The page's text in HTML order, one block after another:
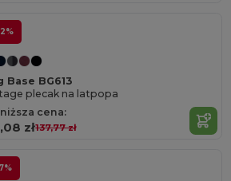
Base BG613
plecak na latpopa
cena:
zł137,77 zł